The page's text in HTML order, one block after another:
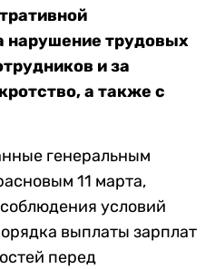
нарушение трудовых
и за
а также с
генеральным
11 марта,
условий
выплаты зарплат
перед